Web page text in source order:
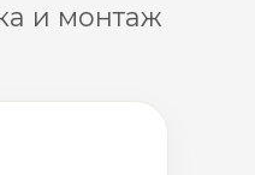
и монтаж